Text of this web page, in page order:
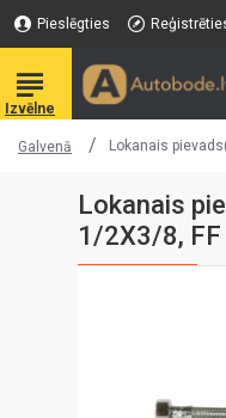
Pieslēgties
Galvenā Lokanais
Lokanais
1/2X3/8, FF